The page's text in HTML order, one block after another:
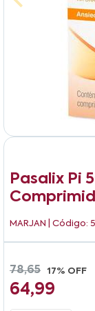
Pasalix Pi
MARJAN | Código:
78,65 17% OFF
64,99